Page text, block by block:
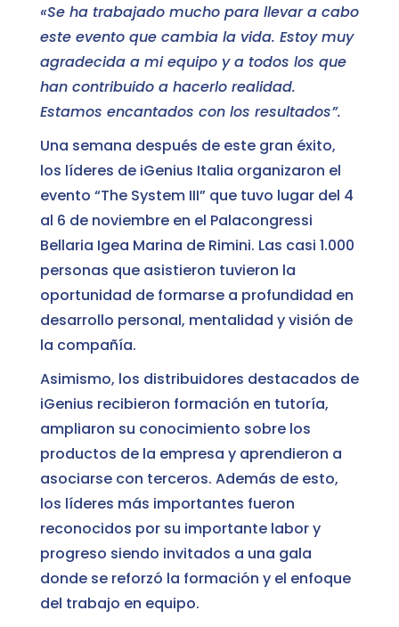
«Se ha trabajado mucho para llevar a cabo
este evento que cambia la vida. Estoy muy
agradecida a mi equipo y a todos los que
han contribuido a hacerlo realidad.
Estamos encantados con los resultados”.
Una semana después de este gran éxito,
los líderes de iGenius Italia organizaron el
evento “The System III” que tuvo lugar del 4
al 6 de noviembre en el Palacongressi
Bellaria Igea Marina de Rimini. Las casi 1.000
personas que asistieron tuvieron la
oportunidad de formarse a profundidad en
desarrollo personal, mentalidad y visión de
la compañía.
Asimismo, los distribuidores destacados de
iGenius recibieron formación en tutoría,
ampliaron su conocimiento sobre los
productos de la empresa y aprendieron a
asociarse con terceros. Además de esto,
los líderes más importantes fueron
reconocidos por su importante labor y
progreso siendo invitados a una gala
donde se reforzó la formación y el enfoque
del trabajo en equipo.